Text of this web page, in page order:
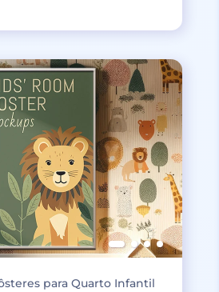
para Quarto Infantil